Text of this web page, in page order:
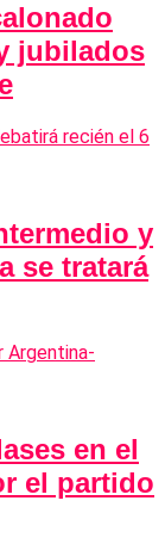
jubilados
y
se tratará
en el
el partido